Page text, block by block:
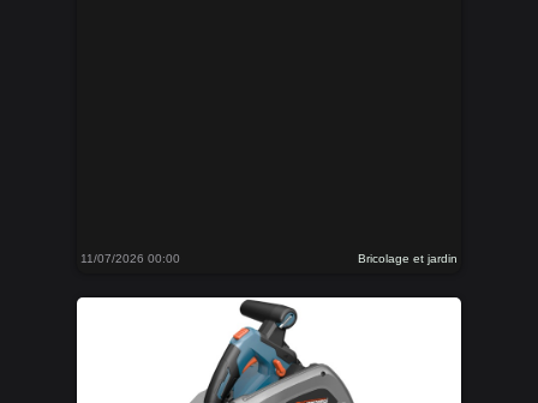
11/07/2026 00:00 Bricolage et jardin